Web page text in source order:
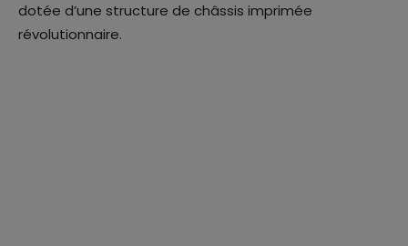
dotée d’une structure de châssis imprimée
révolutionnaire.